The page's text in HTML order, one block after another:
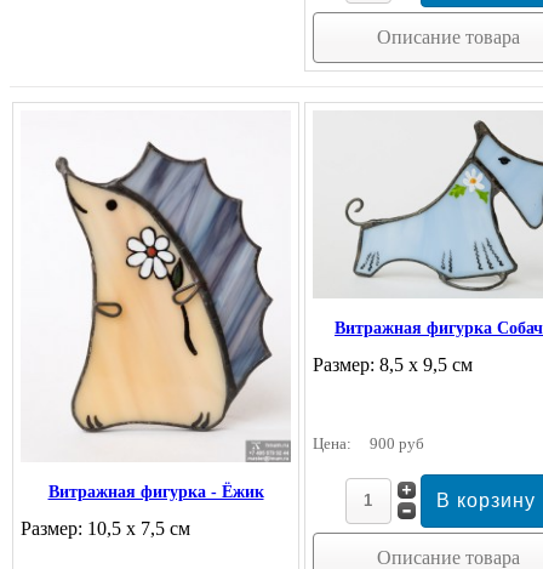
Описание товара
Витражная фигурка - Ёжик
Размер: 10,5 х 7,5 см
Витражная фигурка
Размер: 8,5 х 9,5 см
Цена: 900 руб
Описание товара